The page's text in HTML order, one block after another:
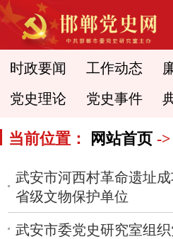
时政要闻 工作动态
党史理论 党史事件
当前位置： 网站首页 -
武安市河西村革命遗址
省级文物保护单位
武安市委党史研究室组